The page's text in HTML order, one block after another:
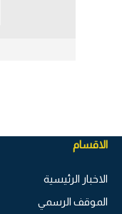
الاقسام
الاخبار الرئيسية
الموقف الرسمي